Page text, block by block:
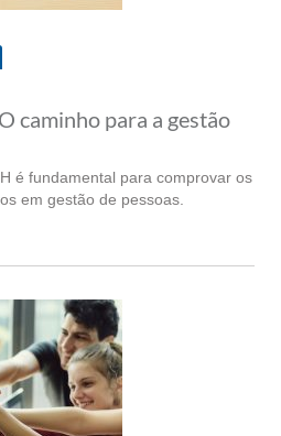
caminho para a gestão
é fundamental para comprovar os
em gestão de pessoas.